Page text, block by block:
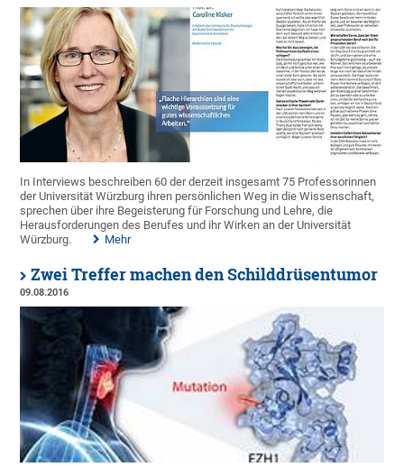
In Interviews beschreiben 60 der derzeit insgesamt 75 Professorinnen
der Universität Würzburg ihren persönlichen Weg in die Wissenschaft,
sprechen über ihre Begeisterung für Forschung und Lehre, die
Herausforderungen des Berufes und ihr Wirken an der Universität
Würzburg.
Mehr
Zwei Treffer machen den Schilddrüsentumor
09.08.2016